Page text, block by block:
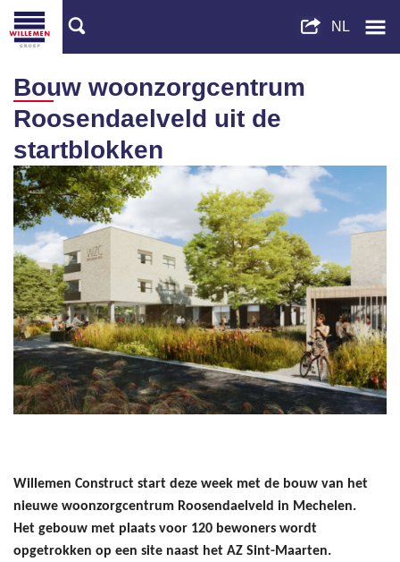
Bouw woonzorgcentrum
Roosendaelveld uit de
startblokken
Willemen Construct start deze week met de bouw van het
nieuwe woonzorgcentrum Roosendaelveld in Mechelen.
Het gebouw met plaats voor 120 bewoners wordt
opgetrokken op een site naast het AZ Sint-Maarten.